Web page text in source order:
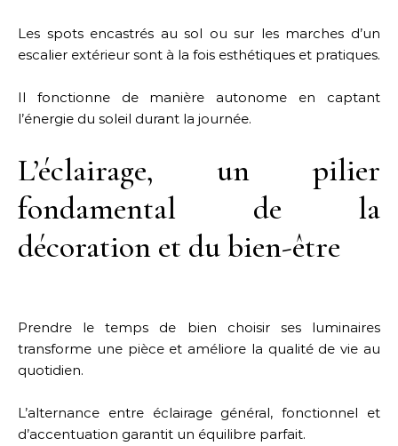
Les spots encastrés au sol ou sur les marches d’un
escalier extérieur sont à la fois esthétiques et pratiques.
Il fonctionne de manière autonome en captant
l’énergie du soleil durant la journée.
L’éclairage, un pilier
fondamental de la
décoration et du bien-être
Prendre le temps de bien choisir ses luminaires
transforme une pièce et améliore la qualité de vie au
quotidien.
L’alternance entre éclairage général, fonctionnel et
d’accentuation garantit un équilibre parfait.